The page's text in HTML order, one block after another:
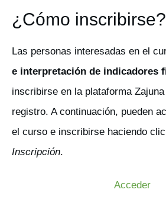
¿Cómo inscribirse?
Las personas interesadas en el
e interpretación de indicadores
inscribirse en la plataforma
registro. A continuación, pueden
el curso e inscribirse haciendo
Inscripción.
Acceder